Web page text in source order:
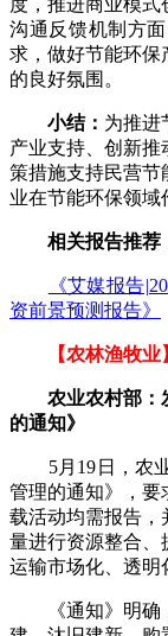
度，推进商业模
沟通反馈机制方
求，做好节能环保
的良好氛围。
小结： 为推进
产业支持、创新推
策措施支持民营节
业在节能环保领域
相关报告推荐
《艾媒报告
资前景预测报告》
【农林渔牧业
农业农村部：
的通知》
5月19日，农业
管理的通知》，要
载活动均需报告，
量进行资源整合、
运输市场化、透明
《通知》明确，